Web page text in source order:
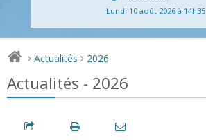
Lundi 10 août 2026 à 14h35
> Actualités > 2026
Actualités - 2026